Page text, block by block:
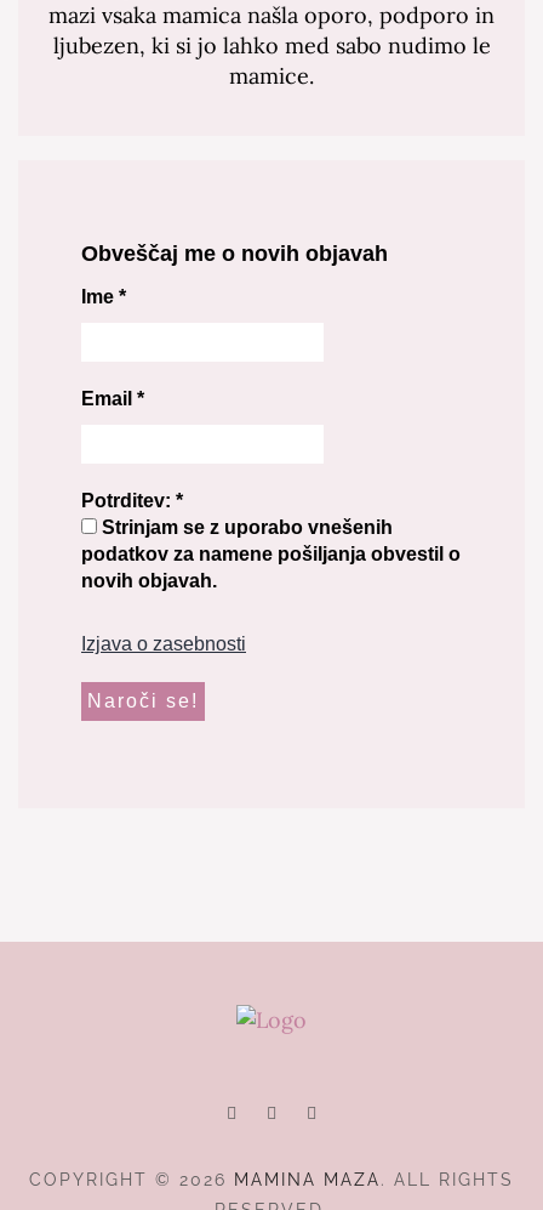
mazi vsaka mamica našla oporo, podporo in
ljubezen, ki si jo lahko med sabo nudimo le
mamice.
Obveščaj me o novih objavah
Ime *
Email *
Potrditev: *
Strinjam se z uporabo vnešenih
podatkov za namene pošiljanja obvestil o
novih objavah.
Izjava o zasebnosti
COPYRIGHT © 2026 MAMINA MAZA. ALL RIGHTS